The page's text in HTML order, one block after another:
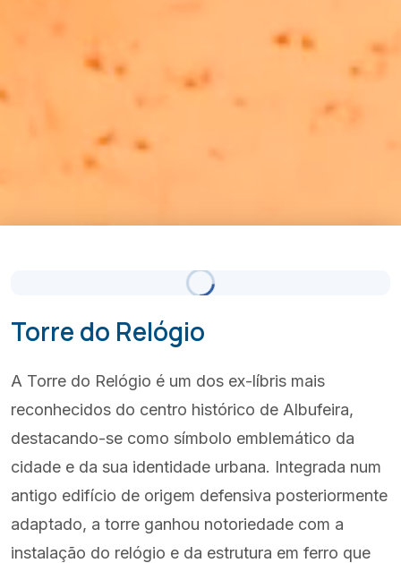
Torre do Relógio
A Torre do Relógio é um dos ex-líbris mais
reconhecidos do centro histórico de Albufeira,
destacando-se como símbolo emblemático da
cidade e da sua identidade urbana. Integrada num
antigo edifício de origem defensiva posteriormente
adaptado, a torre ganhou notoriedade com a
instalação do relógio e da estrutura em ferro que
(+351) 289 580 533